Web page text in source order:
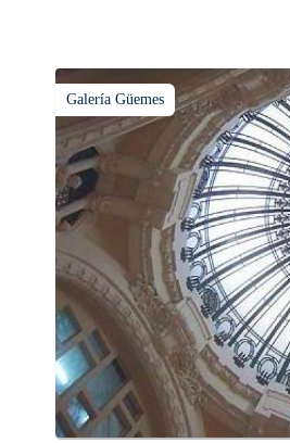
Galería Güemes